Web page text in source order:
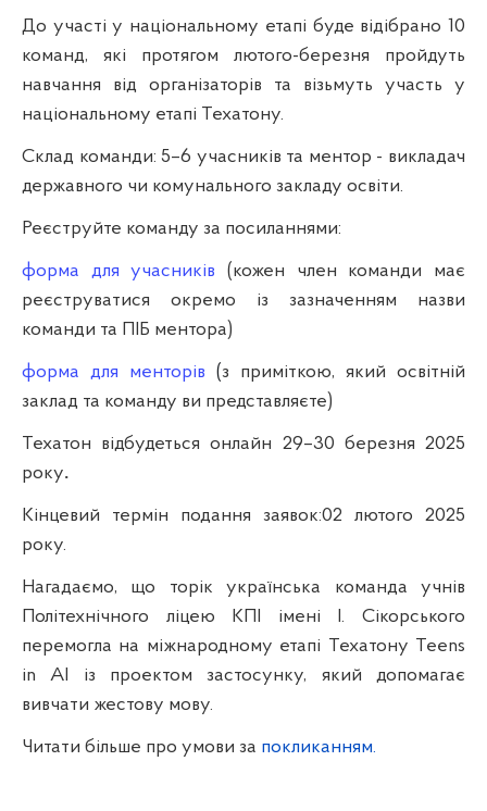
До участі у національному етапі буде відібрано 10
команд, які протягом лютого-березня пройдуть
навчання від організаторів та візьмуть участь у
національному етапі Техатону.
Склад команди:5–6 учасників та ментор - викладач
державного чи комунального закладу освіти.
Реєструйте команду за посиланнями:
форма для учасників
(кожен член команди має
реєструватися окремо із зазначенням назви
команди та ПІБ ментора)
форма для менторів (з приміткою, який освітній
заклад та команду ви представляєте)
Техатон відбудеться онлайн 29–30 березня 2025
року.
Кінцевий термін подання заявок:02 лютого 2025
року.
Нагадаємо, що торік українська команда учнів
Політехнічного ліцею КПІ імені І. Сікорського
перемогла на міжнародному етапі Техатону Teens
in AI із проектом застосунку, який допомагає
вивчати жестову мову.
Читати більше про умови за покликанням.